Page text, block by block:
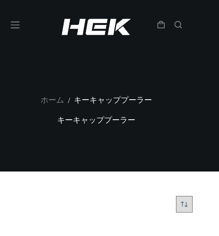
ホーム / キーキャッププーラー
キーキャッププーラー